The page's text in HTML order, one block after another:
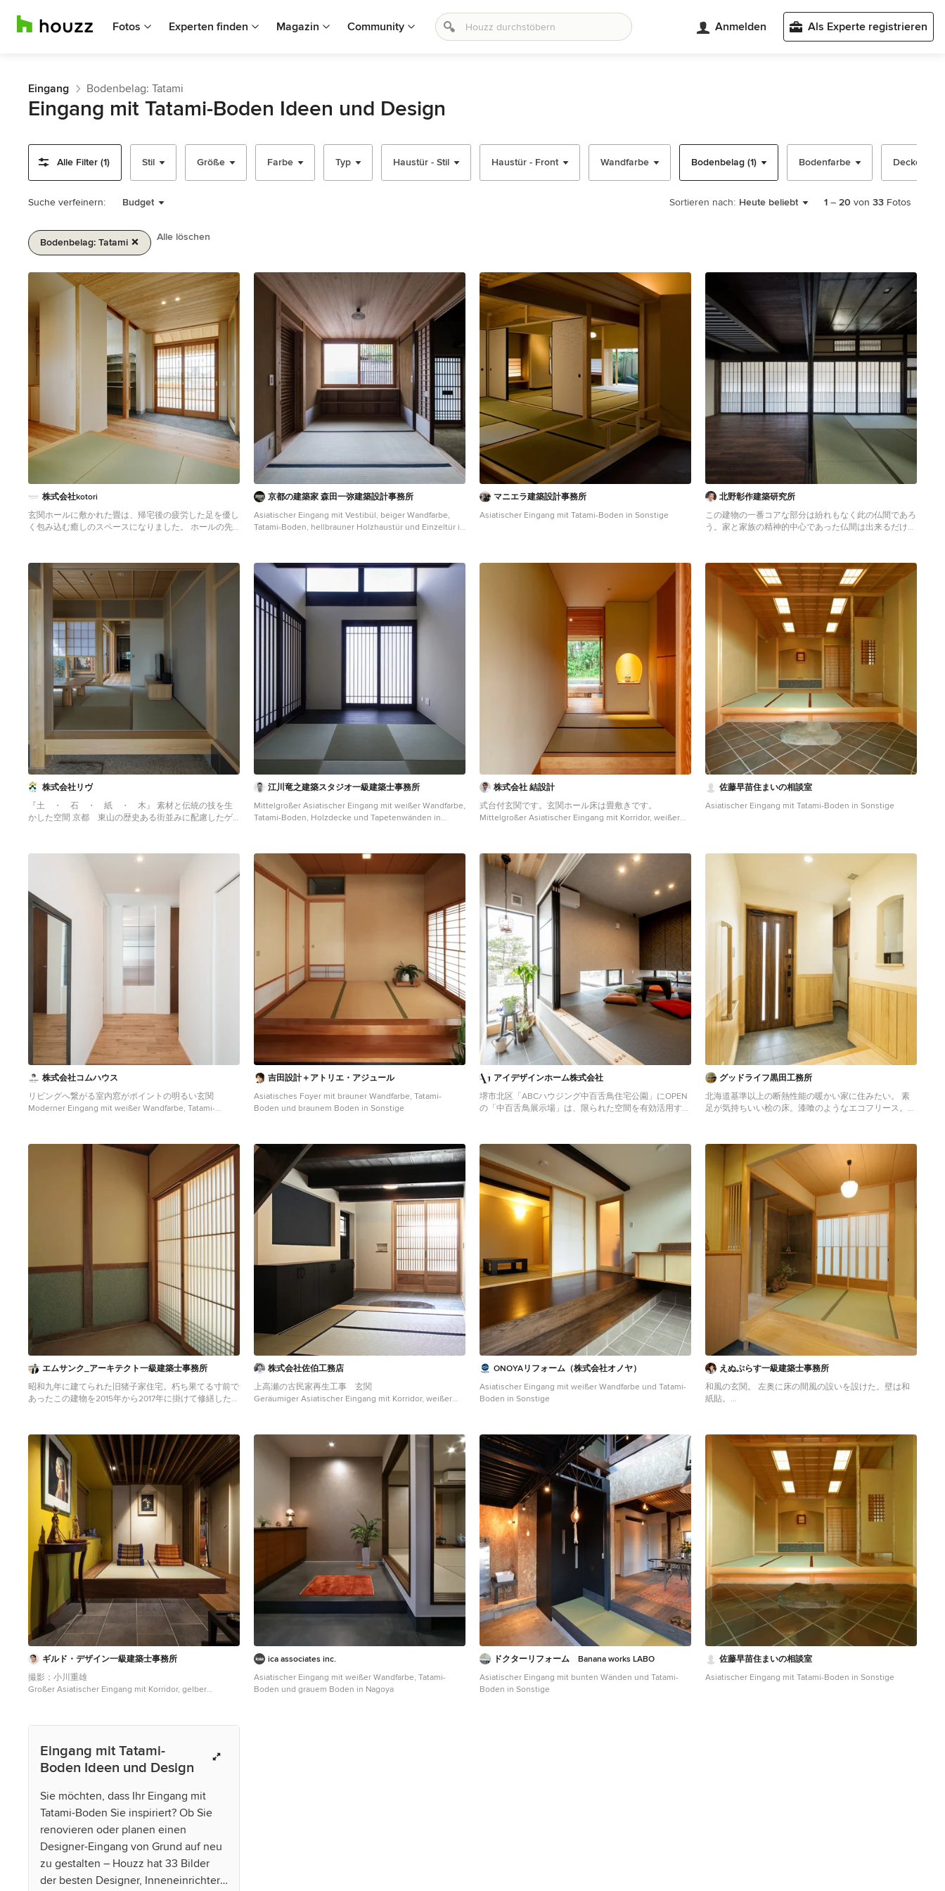
Fotos Experten finden Magazin Community Anmelden Als Experte registrieren
Eingang Bodenbelag: Tatami
Eingang mit Tatami-Boden Ideen und Design
Alle Filter (1) Stil Größe Farbe Typ Haustür - Stil Haustür - Front Wandfarbe Bodenbelag (1) Bodenfarbe
Suche verfeinern: Budget Sortieren nach: Heute beliebt 1 – 20 von 33 Fotos
Bodenbelag: Tatami Alle löschen
von
株式会社kotori
玄関ホールに敷かれた畳は、帰宅後の疲労した足を優し
く包み込む癒しのスペースになりました。 ホールの先
接照明も相まって柔らかい癒しのスペースを引き出して
います。
Großer Eingang mit Korridor, weißer Wandfarbe, Tatami-
Boden, Schiebetür, hellbrauner Holzhaustür, grünem
京都の建築家 森田一弥建築設計事務所
Asiatischer Eingang mit Vestibül, beiger Wandfarbe,
Tatami-Boden, hellbrauner Holzhaustür und Einzeltür in
マニエラ建築設計事務所
Asiatischer Eingang mit Tatami-Boden in Sonstige
北野彰作建築研究所
この建物の一番コアな部分は紛れもなく此の仏間であろ
う。家と家族の精神的中心であった仏間は出来るだけ元
けを孤立させるのではなく玄関土間との境にあるホール
は仏間と同じデザインの障子を嵌め込むことで空間とし
ての一体感、連続性は保持したままとしました。従って
新たに入れた障子のデザインこそは書院障子と連動しな
がらも新奇性も持たせた意匠としました。
株式会社リヴ
『土 ・ 石 ・ 紙 ・ 木』 素材と伝統の技を生
かした空間 京都 東山の歴史ある街並みに配慮したゲ
Boden und Korridor in Kyoto
江川竜之建築スタジオ一級建築士事務所
Mittelgroßer Asiatischer Eingang mit weißer Wandfarbe,
Tatami-Boden, Holzdecke und Tapetenwänden in
株式会社 結設計
式台付玄関です。玄関ホール床は畳敷きです。
Mittelgroßer Asiatischer Eingang mit Korridor, weißer
佐藤早苗住まいの相談室
Asiatischer Eingang mit Tatami-Boden in Sonstige
株式会社コムハウス
リビングへ繋がる室内窓がポイントの明るい玄関
Moderner Eingang mit weißer Wandfarbe, Tatami-
吉田設計＋アトリエ・アジュール
Asiatisches Foyer mit brauner Wandfarbe, Tatami-
Boden und braunem Boden in Sonstige
アイデザインホーム株式会社
堺市北区「ABCハウジング中百舌鳥住宅公園」にOPEN
の「中百舌鳥展示場」は、限られた空間を有効活用する
家〜 MOMIJI HIGH 〜」仕様のモデルハウスです。 吹抜
＆ハーフ吹抜により圧倒的な開放感を獲得したリビング
をはじめ、小上がりを採用したモダンな和室、リビン
グ・ダイニングの2面と面したLDKが見渡せるスキップ
フロア、2WAYの大容量な土間収納、ボルダリングで移
動ができる遊びこころのある壁、ブランコのあるユニー
クな2階ホール、室内物干しが出来るランドリー室を備
えた主寝室、圧倒的な広さを誇る大容量の固定階段付ロ
フト等、実際の住まいづくりに役立つアイデア満載のモ
デルハウスです。ご来場予約はこちらから
https://www.ai-design-home.co.jp/cgi-
bin/reservation/index.html
グッドライフ黒田工務所
北海道基準以上の断熱性能の暖かい家に住みたい。 素
足が気持ちいい桧の床。漆喰のようなエコフリース。
なが健康でいられるように。 私たち家族のためだけの
動線を考え、たったひとつ間取りにたどり着いた。 暮
らしの中で光や風を取り入れ、心地よく通り抜ける。
家族の想いが、またひとつカタチになりました。
エムサンク_アーキテクト一級建築士事務所
昭和九年に建てられた旧猪子家住宅。朽ち果てる寸前で
あったこの建物を2015年から2017年に掛けて修繕した。
ォームされたいたが、「たたき土間」や「水場」など、
昔の「竈（くど）」ように改修した。
Mittelgroßer Klassischer Eingang mit weißer
Wandfarbe, Tatami-Boden, Schiebetür, hellbrauner
Holzhaustür, beigem Boden und Holzdecke in Sonstige
株式会社佐伯工務店
上高瀬の古民家再生工事 玄関
Geräumiger Asiatischer Eingang mit Korridor, weißer
ONOYAリフォーム（株式会社オノヤ）
Asiatischer Eingang mit weißer Wandfarbe und Tatami-
Boden in Sonstige
えぬぷらす一級建築士事務所
和風の玄関。 左奥に床の間風の設いを設けた。壁は和
紙貼。
Holzhaustür und braunem Boden in Osaka
ギルド・デザイン一級建築士事務所
撮影；小川重雄
Großer Asiatischer Eingang mit Korridor, gelber
ica associates inc.
Asiatischer Eingang mit weißer Wandfarbe, Tatami-
Boden und grauem Boden in Nagoya
ドクターリフォーム Banana works LABO
Asiatischer Eingang mit bunten Wänden und Tatami-
Boden in Sonstige
佐藤早苗住まいの相談室
Asiatischer Eingang mit Tatami-Boden in Sonstige
Eingang mit Tatami-
Boden Ideen und Design
Sie möchten, dass Ihr Eingang mit
Tatami-Boden Sie inspiriert? Ob Sie
renovieren oder planen einen
Designer-Eingang von Grund auf neu
zu gestalten – Houzz hat 33 Bilder
der besten Designer, Inneneinrichter